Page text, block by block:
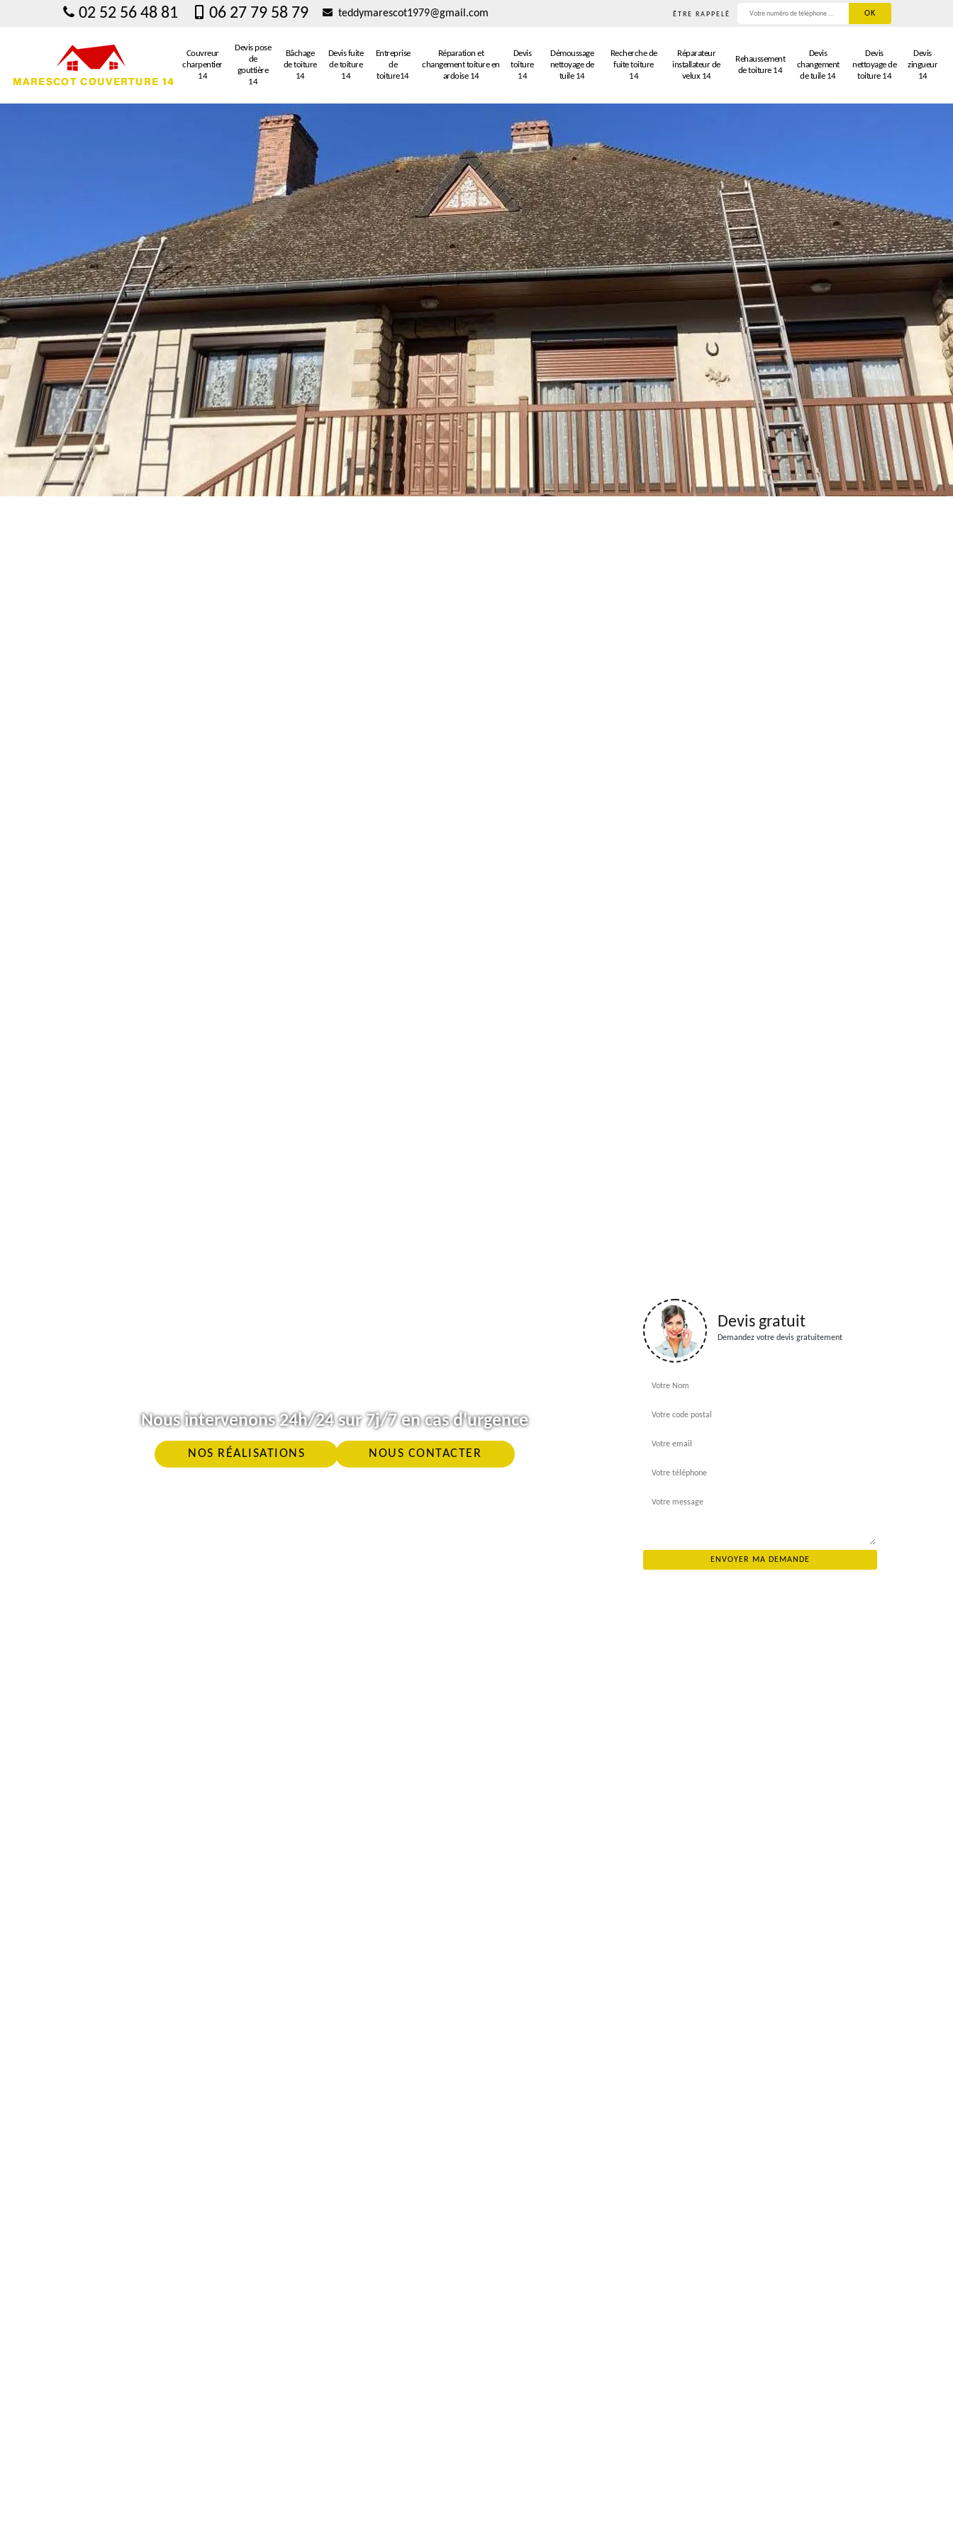
02 52 56 48 81 06 27 79 58 79 teddymarescot1979@gmail.com ÊTRE RAPPELÉ
Couvreur
charpentier
14
Devis pose
de
gouttière
14
Bâchage
de toiture
14
Devis fuite
de toiture
14
Entreprise
de
toiture14
Réparation et
changement toiture en
ardoise 14
Devis
toiture
14
Démoussage
nettoyage de
tuile 14
Recherche de
fuite toiture
14
Réparateur
installateur de
velux 14
Rehaussement
de toiture 14
Devis
changement
de tuile 14
Devis
nettoyage de
toiture 14
Devis
zingueur
14
Nous intervenons 24h/24 sur 7j/7 en cas d'urgence
NOS RÉALISATIONS NOUS CONTACTER
Devis gratuit
Demandez votre devis gratuitement